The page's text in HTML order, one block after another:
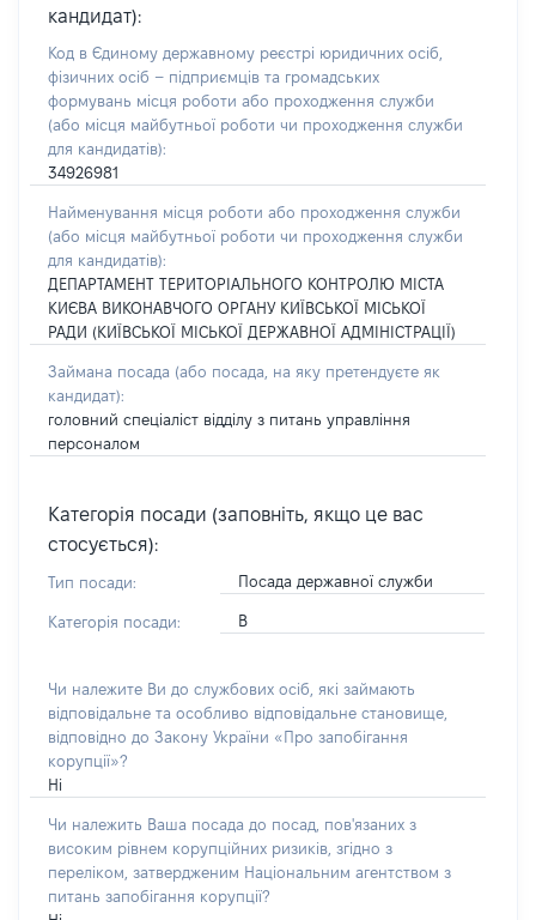
кандидат):
Код в Єдиному державному реєстрі юридичних осіб,
фізичних осіб – підприємців та громадських
формувань місця роботи або проходження служби
(або місця майбутньої роботи чи проходження служби
для кандидатів):
34926981
Найменування місця роботи або проходження служби
(або місця майбутньої роботи чи проходження служби
для кандидатів):
ДЕПАРТАМЕНТ ТЕРИТОРІАЛЬНОГО КОНТРОЛЮ МІСТА
КИЄВА ВИКОНАВЧОГО ОРГАНУ КИЇВСЬКОЇ МІСЬКОЇ
РАДИ (КИЇВСЬКОЇ МІСЬКОЇ ДЕРЖАВНОЇ АДМІНІСТРАЦІЇ)
Займана посада (або посада, на яку претендуєте як
кандидат):
головний спеціаліст відділу з питань управління
персоналом
Категорія посади (заповніть, якщо це вас
стосується):
Тип посади: Посада державної служби
Категорія посади: В
Чи належите Ви до службових осіб, які займають
відповідальне та особливо відповідальне становище,
відповідно до Закону України «Про запобігання
корупції»?
Ні
Чи належить Ваша посада до посад, пов'язаних з
високим рівнем корупційних ризиків, згідно з
переліком, затвердженим Національним агентством з
питань запобігання корупції?